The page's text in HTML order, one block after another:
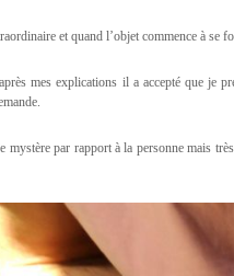
et quand l’objet commence à se
mes explications il a accepté que
mystère par rapport à la personne mais